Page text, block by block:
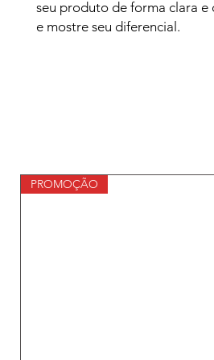
seu produto de forma clara e
e mostre seu diferencial.
PROMOÇÃO